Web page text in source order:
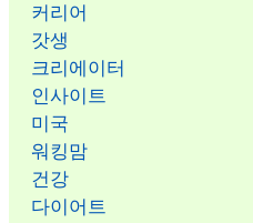
커리어
갓생
크리에이터
인사이트
미국
워킹맘
건강
다이어트